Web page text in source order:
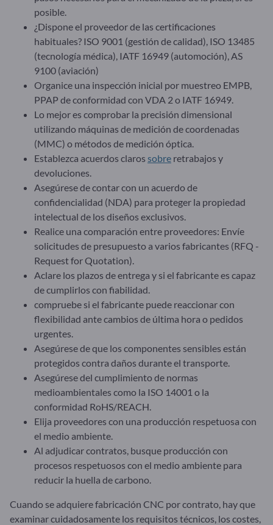
posible.
¿Dispone el proveedor de las certificaciones
habituales? ISO 9001 (gestión de calidad), ISO 13485
(tecnología médica), IATF 16949 (automoción), AS
9100 (aviación)
Organice una inspección inicial por muestreo EMPB,
PPAP de conformidad con VDA 2 o IATF 16949.
Lo mejor es comprobar la precisión dimensional
utilizando máquinas de medición de coordenadas
(MMC) o métodos de medición óptica.
Establezca acuerdos claros sobre retrabajos y
devoluciones.
Asegúrese de contar con un acuerdo de
confidencialidad (NDA) para proteger la propiedad
intelectual de los diseños exclusivos.
Realice una comparación entre proveedores: Envíe
solicitudes de presupuesto a varios fabricantes (RFQ -
Request for Quotation).
Aclare los plazos de entrega y si el fabricante es capaz
de cumplirlos con fiabilidad.
compruebe si el fabricante puede reaccionar con
flexibilidad ante cambios de última hora o pedidos
urgentes.
Asegúrese de que los componentes sensibles están
protegidos contra daños durante el transporte.
Asegúrese del cumplimiento de normas
medioambientales como la ISO 14001 o la
conformidad RoHS/REACH.
Elija proveedores con una producción respetuosa con
el medio ambiente.
Al adjudicar contratos, busque producción con
procesos respetuosos con el medio ambiente para
reducir la huella de carbono.
Cuando se adquiere fabricación CNC por contrato, hay que
examinar cuidadosamente los requisitos técnicos, los costes,